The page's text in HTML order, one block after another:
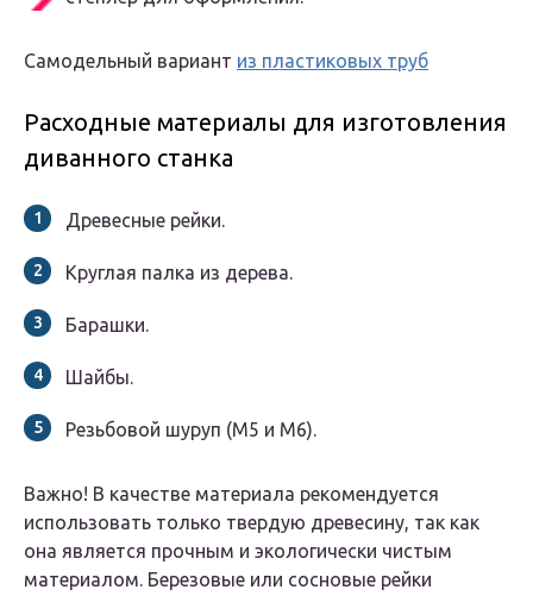
Самодельный вариант из пластиковых труб
Расходные материалы для изготовления
диванного станка
Древесные рейки.
Круглая палка из дерева.
Барашки.
Шайбы.
Резьбовой шуруп (М5 и М6).
Важно! В качестве материала рекомендуется
использовать только твердую древесину, так как
она является прочным и экологически чистым
материалом. Березовые или сосновые рейки